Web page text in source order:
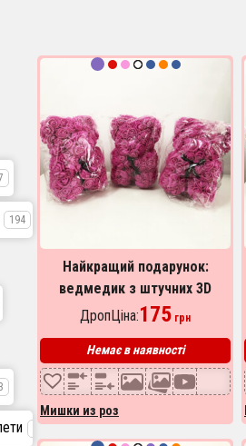
Найкращий подарунок:
ведмедик з штучних 3D
троянд 25 см. Колір:
ДропЦіна:175 грн
Немає в наявності
Мишки из роз
194